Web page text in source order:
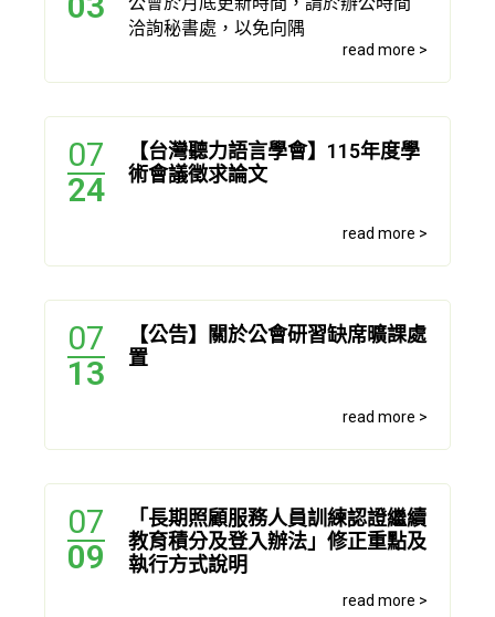
洽詢秘書處，以免向隅
read more >
【台灣聽力語言學會】115年度學
術會議徵求論文
read more >
07
24
【公告】關於公會研習缺席曠課處
置
read more >
07
13
「長期照顧服務人員訓練認證繼續
教育積分及登入辦法」修正重點及
執行方式說明
read more >
07
09